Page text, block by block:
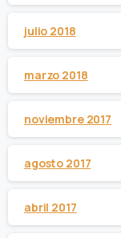
julio 2018
marzo 2018
noviembre 2017
agosto 2017
abril 2017